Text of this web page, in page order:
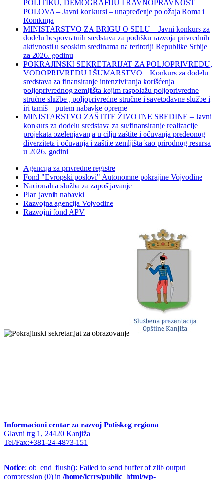
POLITIKU, DEMOGRAFIJU I RAVNOPRAVNOST
POLOVA – Javni konkursi – unapređenje položaja Roma i
Romkinja
MINISTARSTVO ZA BRIGU O SELU – Javni konkurs za
dodelu bespovratnih sredstava za podršku razvoja privrednih
aktivnosti u seoskim sredinama na teritoriji Republike Srbije
za 2026. godinu
POKRAJINSKI SEKRETARIJAT ZA POLJOPRIVREDU,
VODOPRIVREDU I ŠUMARSTVO – Konkurs za dodelu
sredstava za finansiranje intenziviranja korišćenja
poljoprivrednog zemljišta kojim raspolažu poljoprivredne
stručne službe , poljoprivredne stručne i savetodavne službe i
iri tamiš ‒ putem nabavke opreme
MINISTARSTVO ZAŠTITE ŽIVOTNE SREDINE – Javni
konkurs za dodelu sredstava za su/finansiranje realizacije
projekata ozelenjavanja u cilju zaštite i očuvanja predeonog
diverziteta i očuvanja i zaštite zemljišta kao prirodnog resursa
u 2026. godini
Agencija za privredne registre
Fond "Evropski poslovi" Autonomne pokrajine Vojvodine
Nacionalna služba za zapošljavanje
Plan javnih nabavki
Razvojna agencija Vojvodine
Razvojni fond APV
Informacioni centar za razvoj Potiskog regiona
Glavni trg 1, 24420 Kanjiža
Tel/Fax:+381-24-4873-151
Notice: ob_end_flush(): Failed to send buffer of zlib output
compression (0) in /home/icrrs/public_html/wp-